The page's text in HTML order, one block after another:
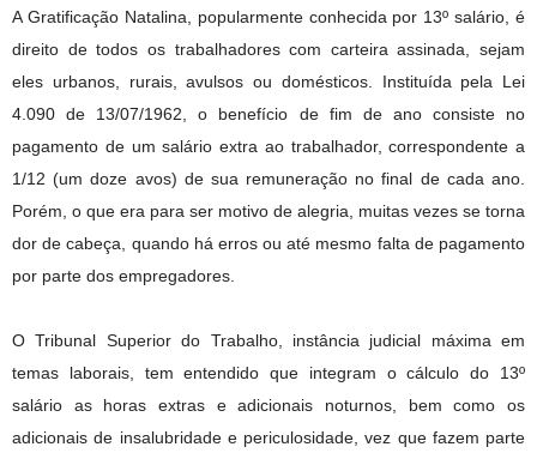
A Gratificação Natalina, popularmente conhecida por 13º salário, é
direito de todos os trabalhadores com carteira assinada, sejam
eles urbanos, rurais, avulsos ou domésticos. Instituída pela Lei
4.090 de 13/07/1962, o benefício de fim de ano consiste no
pagamento de um salário extra ao trabalhador, correspondente a
1/12 (um doze avos) de sua remuneração no final de cada ano.
Porém, o que era para ser motivo de alegria, muitas vezes se torna
dor de cabeça, quando há erros ou até mesmo falta de pagamento
por parte dos empregadores.
O Tribunal Superior do Trabalho, instância judicial máxima em
temas laborais, tem entendido que integram o cálculo do 13º
salário as horas extras e adicionais noturnos, bem como os
adicionais de insalubridade e periculosidade, vez que fazem parte